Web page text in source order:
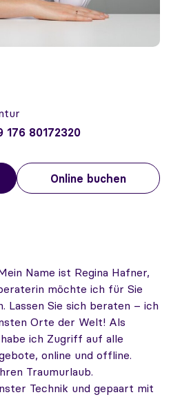
176 80172320
Online buchen
Name ist Regina Hafner,
möchte ich für Sie
Lassen Sie sich beraten – ich
Orte der Welt! Als
ich Zugriff auf alle
online und offline.
Traumurlaub.
Technik und gepaart mit